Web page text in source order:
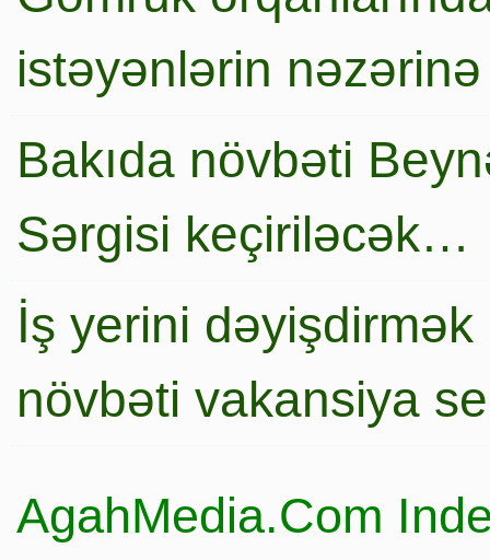
istəyənlərin nəzərinə
Bakıda növbəti
Sərgisi keçiriləcək…
İş yerini
növbəti vakansiya
AgahMedia.Com